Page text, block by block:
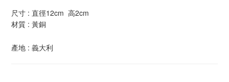
尺寸 : 直徑12cm 高2cm
材質 : 黃銅
產地 : 義大利